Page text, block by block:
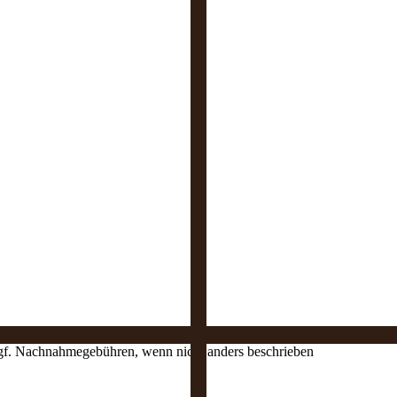
Nachnahmegebühren, wenn nicht anders beschrieben